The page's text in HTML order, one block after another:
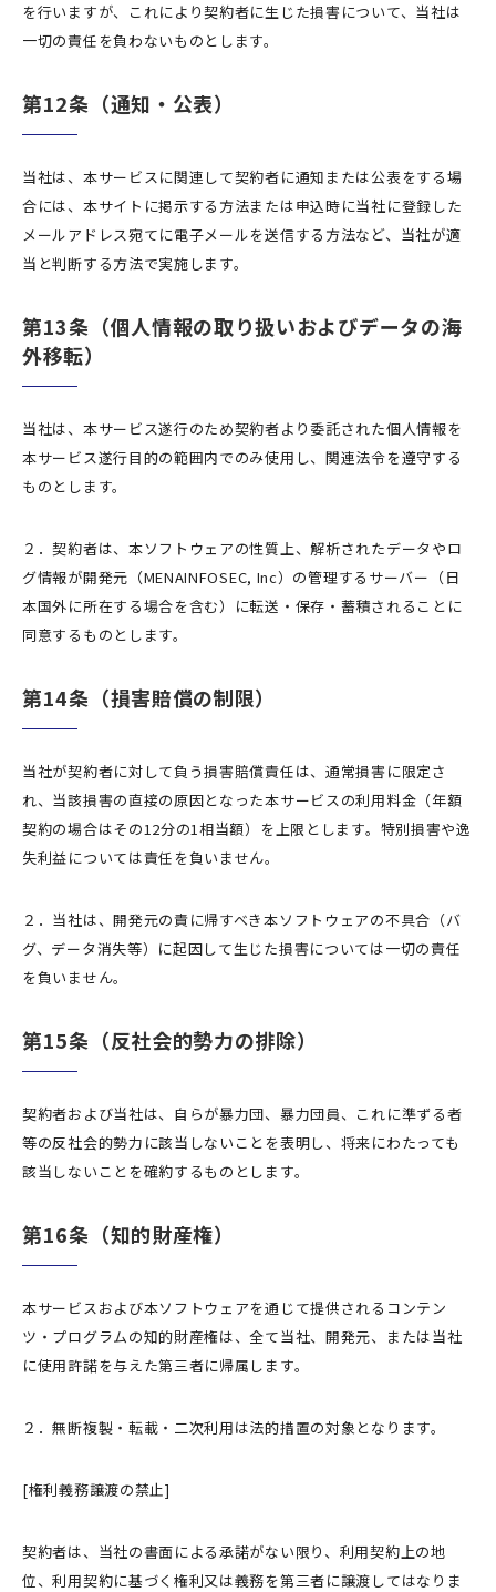
を行いますが、これにより契約者に生じた損害について、当社は
一切の責任を負わないものとします。
第12条（通知・公表）
当社は、本サービスに関連して契約者に通知または公表をする場
合には、本サイトに掲示する方法または申込時に当社に登録した
メールアドレス宛てに電子メールを送信する方法など、当社が適
当と判断する方法で実施します。
第13条（個人情報の取り扱いおよびデータの海
外移転）
当社は、本サービス遂行のため契約者より委託された個人情報を
本サービス遂行目的の範囲内でのみ使用し、関連法令を遵守する
ものとします。
２．契約者は、本ソフトウェアの性質上、解析されたデータやロ
グ情報が開発元（MENAINFOSEC, Inc）の管理するサーバー（日
本国外に所在する場合を含む）に転送・保存・蓄積されることに
同意するものとします。
第14条（損害賠償の制限）
当社が契約者に対して負う損害賠償責任は、通常損害に限定さ
れ、当該損害の直接の原因となった本サービスの利用料金（年額
契約の場合はその12分の1相当額）を上限とします。特別損害や逸
失利益については責任を負いません。
２．当社は、開発元の責に帰すべき本ソフトウェアの不具合（バ
グ、データ消失等）に起因して生じた損害については一切の責任
を負いません。
第15条（反社会的勢力の排除）
契約者および当社は、自らが暴力団、暴力団員、これに準ずる者
等の反社会的勢力に該当しないことを表明し、将来にわたっても
該当しないことを確約するものとします。
第16条（知的財産権）
本サービスおよび本ソフトウェアを通じて提供されるコンテン
ツ・プログラムの知的財産権は、全て当社、開発元、または当社
に使用許諾を与えた第三者に帰属します。
２．無断複製・転載・二次利用は法的措置の対象となります。
[権利義務譲渡の禁止]
契約者は、当社の書面による承諾がない限り、利用契約上の地
位、利用契約に基づく権利又は義務を第三者に譲渡してはなりま